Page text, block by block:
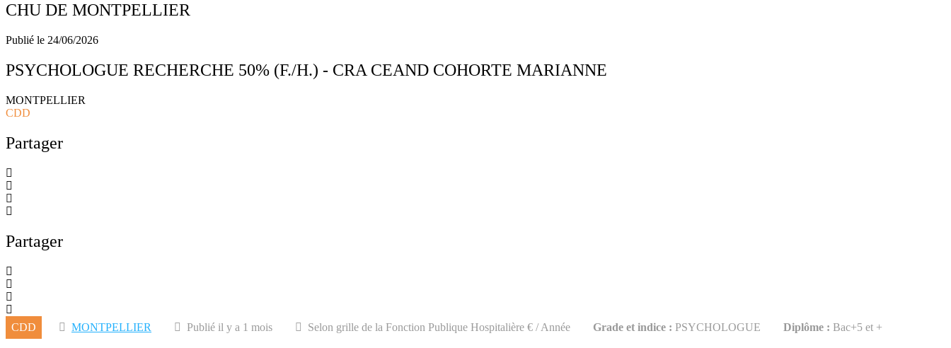
CHU DE MONTPELLIER
Publié le 24/06/2026
PSYCHOLOGUE RECHERCHE 50% (F./H.) - CRA CEAND COHORTE MARIANNE
MONTPELLIER
CDD
Partager
Partager
CDD MONTPELLIER Publié il y a 1 mois Selon grille de la Fonction Publique Hospitalière € / Année Grade et indice : PSYCHOLOGUE Diplôme : Bac+5 et +